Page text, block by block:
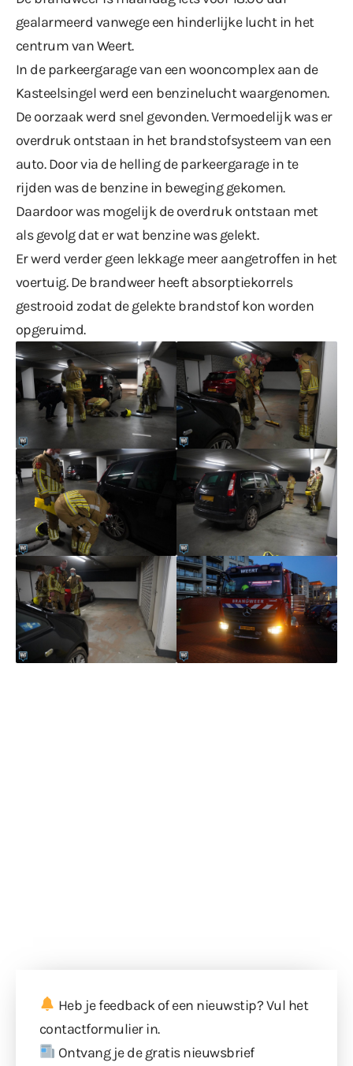
gealarmeerd vanwege een hinderlijke lucht in het
centrum van Weert.
In de parkeergarage van een wooncomplex aan de
Kasteelsingel werd een benzinelucht waargenomen.
De oorzaak werd snel gevonden. Vermoedelijk was er
overdruk ontstaan in het brandstofsysteem van een
auto. Door via de helling de parkeergarage in te
rijden was de benzine in beweging gekomen.
Daardoor was mogelijk de overdruk ontstaan met
als gevolg dat er wat benzine was gelekt.
Er werd verder geen lekkage meer aangetroffen in het
voertuig. De brandweer heeft absorptiekorrels
gestrooid zodat de gelekte brandstof kon worden
opgeruimd.
Heb je feedback of een nieuwstip? Vul het
contactformulierin.
Ontvang je de gratis nieuwsbrief